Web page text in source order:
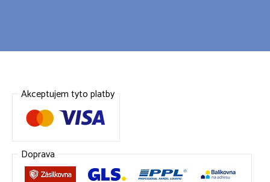
Akceptujem tyto platby
Doprava